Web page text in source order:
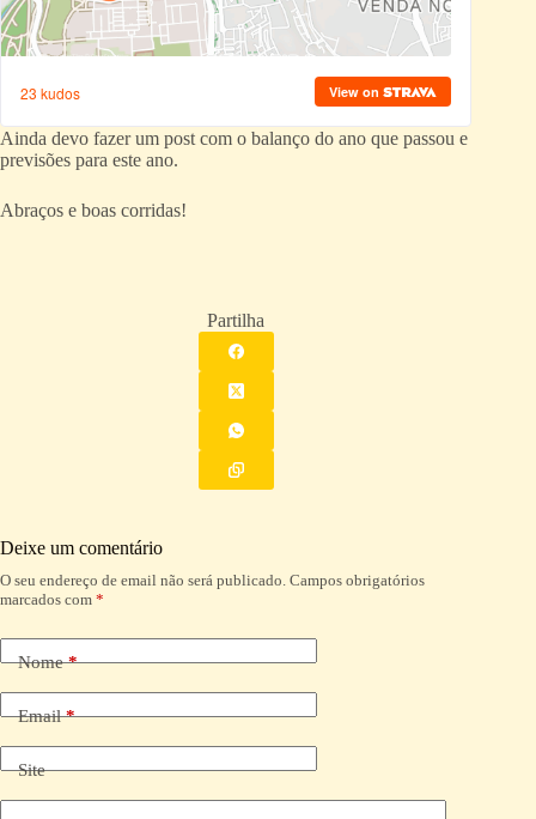
Ainda devo fazer um post com o balanço do ano que passou e
previsões para este ano.
Abraços e boas corridas!
Partilha
Deixe um comentário
O seu endereço de email não será publicado. Campos obrigatórios
marcados com *
Nome*
Email*
Site
A
l
r
n
v
e